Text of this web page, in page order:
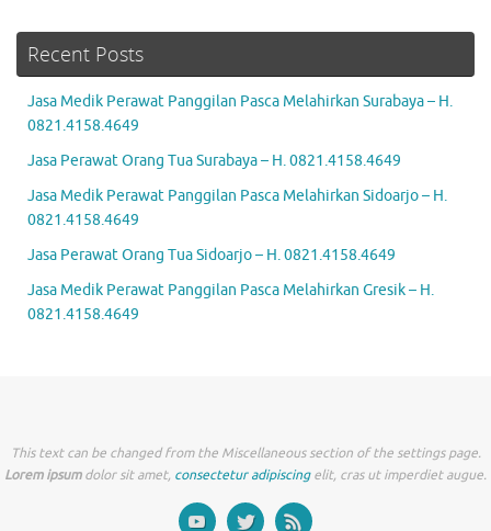
Recent Posts
Jasa Medik Perawat Panggilan Pasca Melahirkan Surabaya – H.
0821.4158.4649
Jasa Perawat Orang Tua Surabaya – H. 0821.4158.4649
Jasa Medik Perawat Panggilan Pasca Melahirkan Sidoarjo – H.
0821.4158.4649
Jasa Perawat Orang Tua Sidoarjo – H. 0821.4158.4649
Jasa Medik Perawat Panggilan Pasca Melahirkan Gresik – H.
0821.4158.4649
This text can be changed from the Miscellaneous section of the settings page.
Lorem ipsumdolor sit amet, consectetur adipiscingelit, cras ut imperdiet augue.